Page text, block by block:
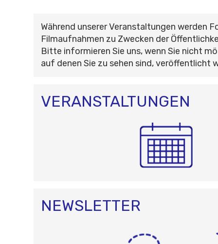
Während unserer Veranstaltungen werden
Filmaufnahmen zu Zwecken der
Bitte informieren Sie uns, wenn Sie nicht
auf denen Sie zu sehen sind, veröffentlicht
VERANSTALTUNGEN
NEWSLETTER